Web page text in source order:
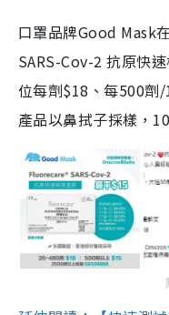
口罩品牌Good Mask
SARS-Cov-2 抗原快
位每劑$18、每500劑
產品以鼻拭子採樣，